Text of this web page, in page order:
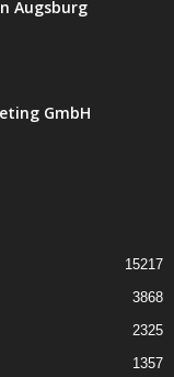
Augsburg
GmbH
15217
3868
2325
1357